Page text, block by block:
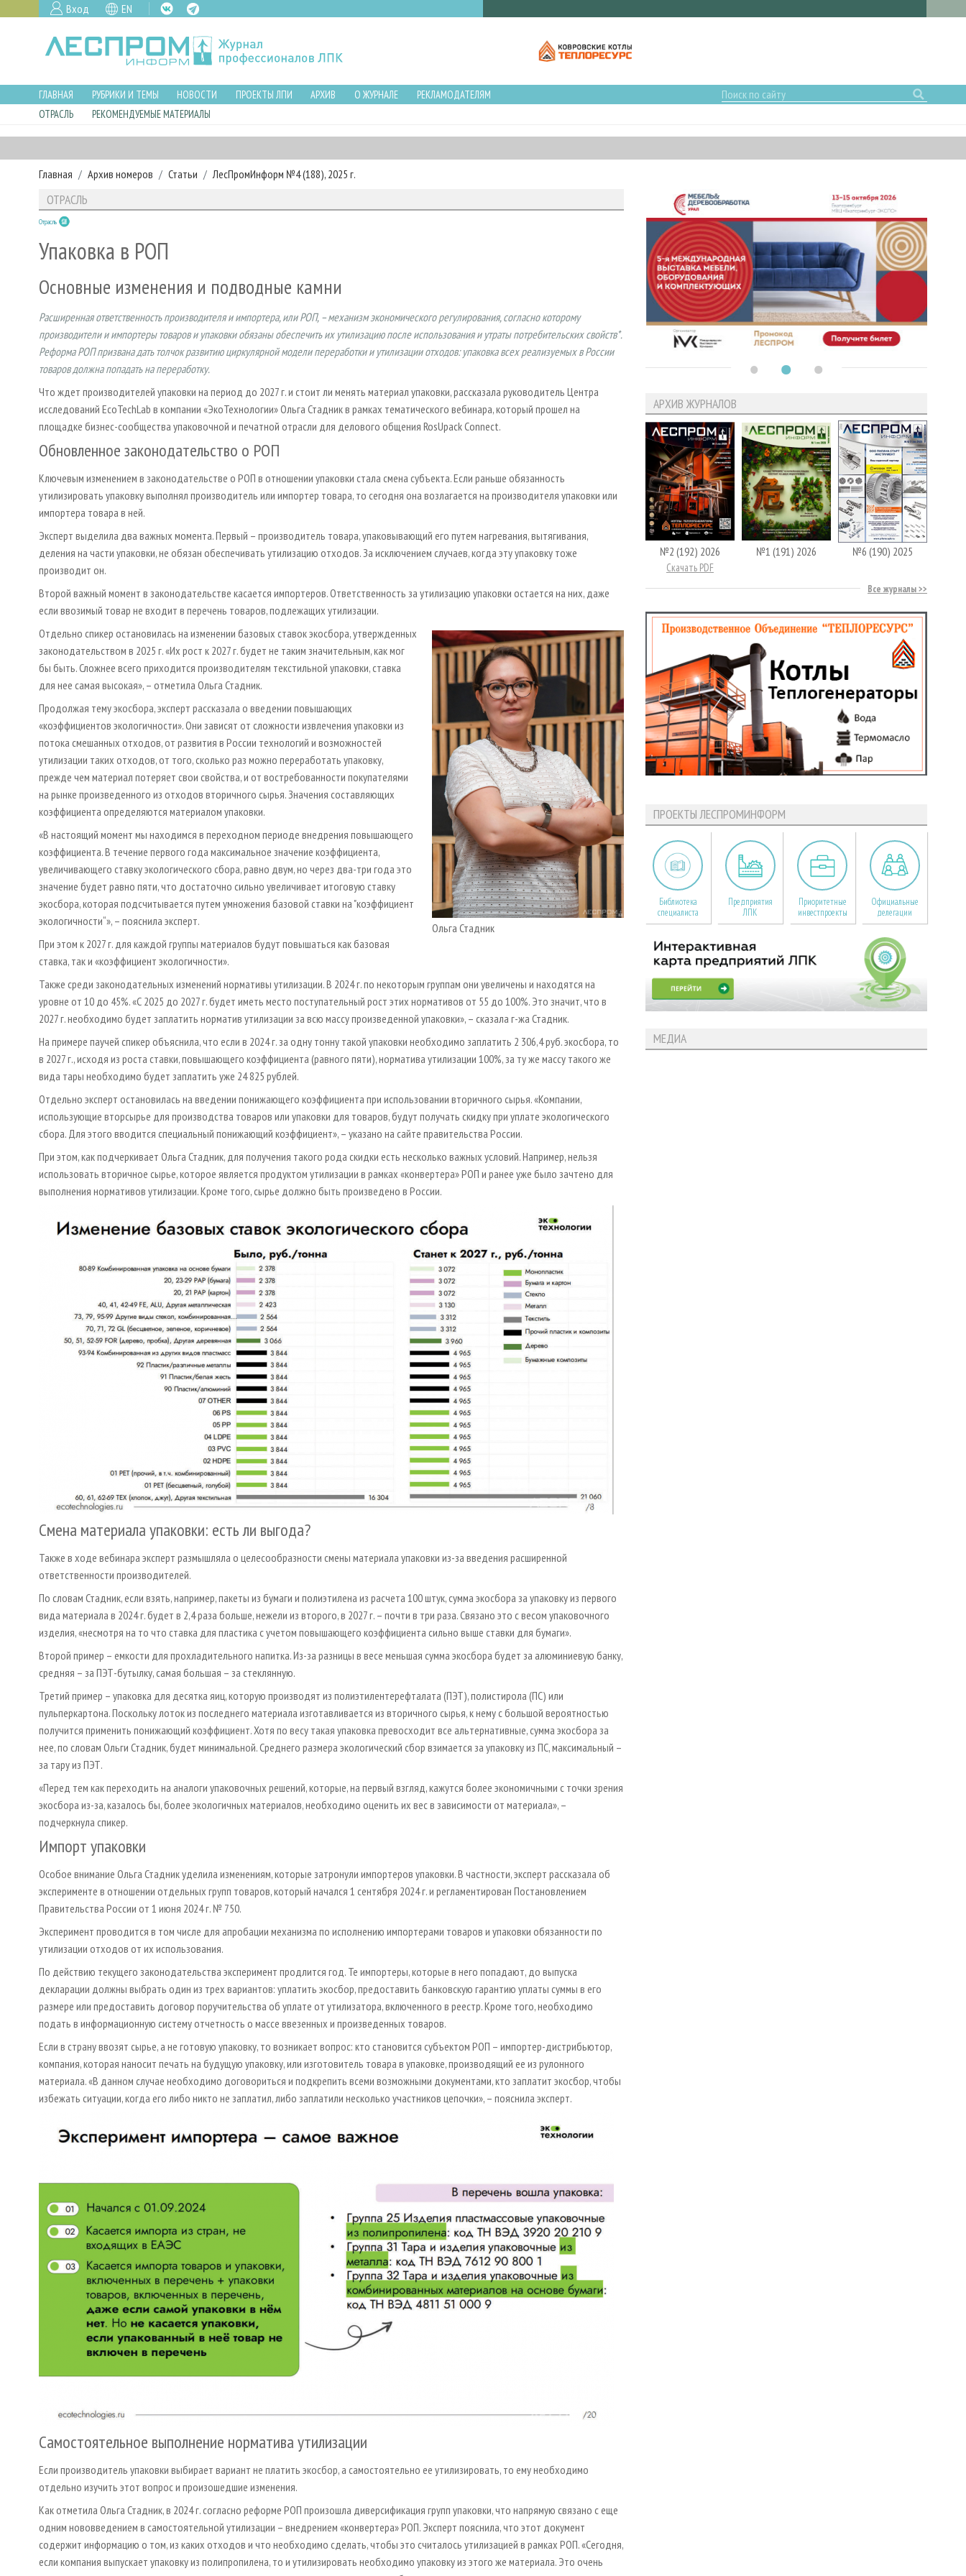
Вход EN
ГЛАВНАЯ РУБРИКИ И ТЕМЫ НОВОСТИ ПРОЕКТЫ ЛПИ АРХИВ О ЖУРНАЛЕ
РЕКЛАМОДАТЕЛЯМ
ОТРАСЛЬ
РЕКОМЕНДУЕМЫЕ МАТЕРИАЛЫ
Главная Архив номеров Статьи ЛесПромИнформ №4 (188), 2025 г.
ОТРАСЛЬ
Отрасль
Упаковка в РОП
Основные изменения и подводные камни
Расширенная ответственность производителя и импортера, или РОП, – механизм экономического регулирования, согласно которому
производители и импортеры товаров и упаковки обязаны обеспечить их утилизацию после использования и утраты потребительских свойств*.
Реформа РОП призвана дать толчок развитию циркулярной модели переработки и утилизации отходов: упаковка всех реализуемых в России
товаров должна попадать на переработку.
Что ждет производителей упаковки на период до 2027 г. и стоит ли менять материал упаковки, рассказала руководитель Центра
исследований EcoTechLab в компании «ЭкоТехнологии» Ольга Стадник в рамках тематического вебинара, который прошел на
площадке бизнес-сообщества упаковочной и печатной отрасли для делового общения RosUpack Connect.
Обновленное законодательство о РОП
Ключевым изменением в законодательстве о РОП в отношении упаковки стала смена субъекта. Если раньше обязанность
утилизировать упаковку выполнял производитель или импортер товара, то сегодня она возлагается на производителя упаковки или
импортера товара в ней.
Эксперт выделила два важных момента. Первый – производитель товара, упаковывающий его путем нагревания, вытягивания,
деления на части упаковки, не обязан обеспечивать утилизацию отходов. За исключением случаев, когда эту упаковку тоже
производит он.
Второй важный момент в законодательстве касается импортеров. Ответственность за утилизацию упаковки остается на них, даже
если ввозимый товар не входит в перечень товаров, подлежащих утилизации.
Ольга Стадник
Отдельно спикер остановилась на изменении базовых ставок экосбора, утвержденных
законодательством в 2025 г. «Их рост к 2027 г. будет не таким значительным, как мог
бы быть. Сложнее всего приходится производителям текстильной упаковки, ставка
для нее самая высокая», – отметила Ольга Стадник.
Продолжая тему экосбора, эксперт рассказала о введении повышающих
«коэффициентов экологичности». Они зависят от сложности извлечения упаковки из
потока смешанных отходов, от развития в России технологий и возможностей
утилизации таких отходов, от того, сколько раз можно переработать упаковку,
прежде чем материал потеряет свои свойства, и от востребованности покупателями
на рынке произведенного из отходов вторичного сырья. Значения составляющих
коэффициента определяются материалом упаковки.
«В настоящий момент мы находимся в переходном периоде внедрения повышающего
коэффициента. В течение первого года максимальное значение коэффициента,
увеличивающего ставку экологического сбора, равно двум, но через два-три года это
значение будет равно пяти, что достаточно сильно увеличивает итоговую ставку
экосбора, которая подсчитывается путем умножения базовой ставки на "коэффициент
экологичности“», – пояснила эксперт.
При этом к 2027 г. для каждой группы материалов будут повышаться как базовая
ставка, так и «коэффициент экологичности».
Также среди законодательных изменений нормативы утилизации. В 2024 г. по некоторым группам они увеличены и находятся на
уровне от 10 до 45%. «С 2025 до 2027 г. будет иметь место поступательный рост этих нормативов от 55 до 100%. Это значит, что в
2027 г. необходимо будет заплатить норматив утилизации за всю массу произведенной упаковки», – сказала г-жа Стадник.
На примере паучей спикер объяснила, что если в 2024 г. за одну тонну такой упаковки необходимо заплатить 2 306,4 руб. экосбора, то
в 2027 г., исходя из роста ставки, повышающего коэффициента (равного пяти), норматива утилизации 100%, за ту же массу такого же
вида тары необходимо будет заплатить уже 24 825 рублей.
Отдельно эксперт остановилась на введении понижающего коэффициента при использовании вторичного сырья. «Компании,
использующие вторсырье для производства товаров или упаковки для товаров, будут получать скидку при уплате экологического
сбора. Для этого вводится специальный понижающий коэффициент», – указано на сайте правительства России.
При этом, как подчеркивает Ольга Стадник, для получения такого рода скидки есть несколько важных условий. Например, нельзя
использовать вторичное сырье, которое является продуктом утилизации в рамках «конвертера» РОП и ранее уже было зачтено для
выполнения нормативов утилизации. Кроме того, сырье должно быть произведено в России.
Смена материала упаковки: есть ли выгода?
Также в ходе вебинара эксперт размышляла о целесообразности смены материала упаковки из-за введения расширенной
ответственности производителей.
По словам Стадник, если взять, например, пакеты из бумаги и полиэтилена из расчета 100 штук, сумма экосбора за упаковку из первого
вида материала в 2024 г. будет в 2,4 раза больше, нежели из второго, в 2027 г. – почти в три раза. Связано это с весом упаковочного
изделия, «несмотря на то что ставка для пластика с учетом повышающего коэффициента сильно выше ставки для бумаги».
Второй пример – емкости для прохладительного напитка. Из-за разницы в весе меньшая сумма экосбора будет за алюминиевую банку,
средняя – за ПЭТ-бутылку, самая большая – за стеклянную.
Третий пример – упаковка для десятка яиц, которую производят из полиэтилентерефталата (ПЭТ), полистирола (ПС) или
пульперкартона. Поскольку лоток из последнего материала изготавливается из вторичного сырья, к нему с большой вероятностью
получится применить понижающий коэффициент. Хотя по весу такая упаковка превосходит все альтернативные, сумма экосбора за
нее, по словам Ольги Стадник, будет минимальной. Среднего размера экологический сбор взимается за упаковку из ПС, максимальный –
за тару из ПЭТ.
«Перед тем как переходить на аналоги упаковочных решений, которые, на первый взгляд, кажутся более экономичными с точки зрения
экосбора из-за, казалось бы, более экологичных материалов, необходимо оценить их вес в зависимости от материала», –
подчеркнула спикер.
Импорт упаковки
Особое внимание Ольга Стадник уделила изменениям, которые затронули импортеров упаковки. В частности, эксперт рассказала об
эксперименте в отношении отдельных групп товаров, который начался 1 сентября 2024 г. и регламентирован Постановлением
Правительства России от 1 июня 2024 г. № 750.
Эксперимент проводится в том числе для апробации механизма по исполнению импортерами товаров и упаковки обязанности по
утилизации отходов от их использования.
По действию текущего законодательства эксперимент продлится год. Те импортеры, которые в него попадают, до выпуска
декларации должны выбрать один из трех вариантов: уплатить экосбор, предоставить банковскую гарантию уплаты суммы в его
размере или предоставить договор поручительства об уплате от утилизатора, включенного в реестр. Кроме того, необходимо
подать в информационную систему отчетность о массе ввезенных и произведенных товаров.
Если в страну ввозят сырье, а не готовую упаковку, то возникает вопрос: кто становится субъектом РОП – импортер-дистрибьютор,
компания, которая наносит печать на будущую упаковку, или изготовитель товара в упаковке, производящий ее из рулонного
материала. «В данном случае необходимо договориться и подкрепить всеми возможными документами, кто заплатит экосбор, чтобы
избежать ситуации, когда его либо никто не заплатил, либо заплатили несколько участников цепочки», – пояснила эксперт.
Самостоятельное выполнение норматива утилизации
Если производитель упаковки выбирает вариант не платить экосбор, а самостоятельно ее утилизировать, то ему необходимо
отдельно изучить этот вопрос и произошедшие изменения.
Как отметила Ольга Стадник, в 2024 г. согласно реформе РОП произошла диверсификация групп упаковки, что напрямую связано с еще
одним нововведением в самостоятельной утилизации – внедрением «конвертера» РОП. Эксперт пояснила, что этот документ
содержит информацию о том, из каких отходов и что необходимо сделать, чтобы это считалось утилизацией в рамках РОП. «Сегодня,
если компания выпускает упаковку из полипропилена, то и утилизировать необходимо упаковку из этого же материала. Это очень
АРХИВ ЖУРНАЛОВ
№2 (192) 2026
Скачать PDF
№1 (191) 2026 №6 (190) 2025
Все журналы
ПРОЕКТЫ ЛЕСПРОМИНФОРМ
Библиотека
специалиста
Предприятия
ЛПК
Приоритетные
инвестпроекты
Официальные
делегации
МЕДИА